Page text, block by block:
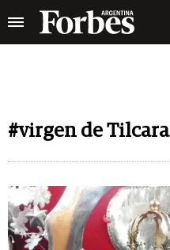
#virgen de Tilcara